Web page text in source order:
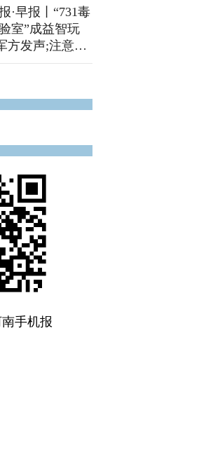
·早报丨“731毒
室”成益智玩
晚临时交通管
手机报